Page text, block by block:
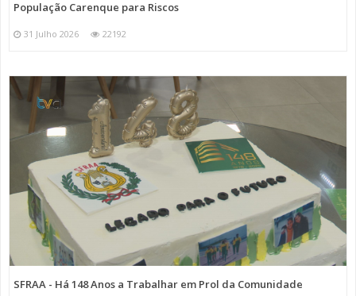
População Carenque para Riscos
31 Julho 2026 22192
SFRAA - Há 148 Anos a Trabalhar em Prol da Comunidade